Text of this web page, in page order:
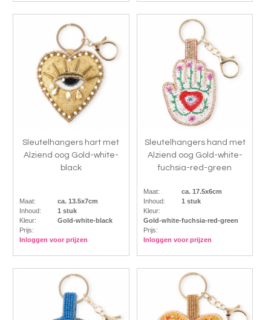
Sleutelhangers hart met
Alziend oog Gold-white-
black
Maat:
ca. 13.5x7cm
Inhoud:
1 stuk
Kleur:
Gold-white-black
Prijs:
Inloggen voor prijzen
Sleutelhangers hand met
Alziend oog Gold-white-
fuchsia-red-green
Maat:
ca. 17.5x6cm
Inhoud:
1 stuk
Kleur:
Gold-white-fuchsia-red-green
Prijs:
Inloggen voor prijzen